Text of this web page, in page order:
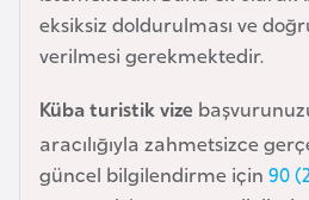
eksiksiz doldurulması ve
verilmesi gerekmektedir.
Küba turistik vize
aracılığıyla zahmetsizce
güncel bilgilendirme için 90
i
n
B
o
s